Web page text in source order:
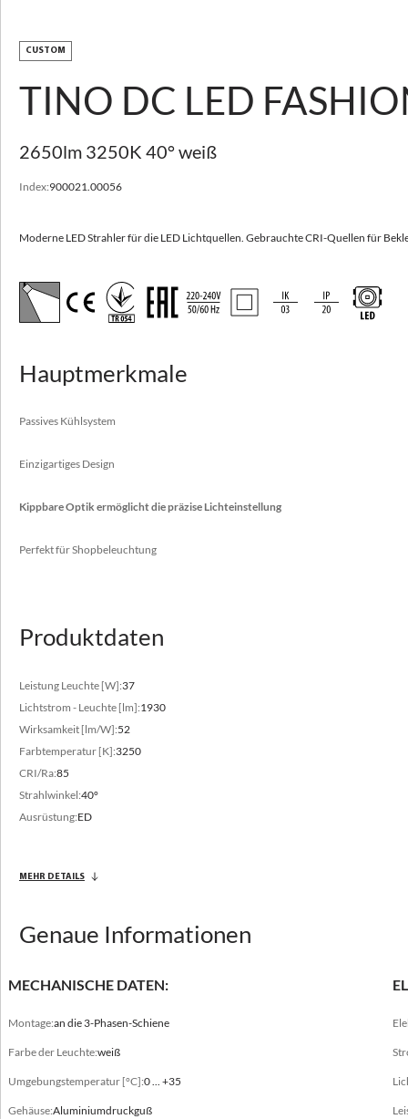
CUSTOM
TINO DC LED
2650lm 3250K 40° weiß
Index:900021.00056
Moderne LED Strahler für die LED Lichtquellen. Gebrauchte CRI-Quellen für
Hauptmerkmale
Passives Kühlsystem
Einzigartiges Design
Kippbare Optik ermöglicht die präzise Lichteinstellung
Perfekt für Shopbeleuchtung
Produktdaten
Leistung Leuchte [W]:37
Lichtstrom - Leuchte [lm]:1930
Wirksamkeit [lm/W]:52
Farbtemperatur [K]:3250
CRI/Ra:85
Strahlwinkel:40°
Ausrüstung:ED
MEHR DETAILS
Genaue Informationen
MECHANISCHE DATEN:
Montage:an die 3-Phasen-Schiene
Farbe der Leuchte:weiß
Umgebungstemperatur [°C]:0 ... +35
Gehäuse:Aluminiumdruckguß
Moderne LED Strahler für die LED Lichtquellen, in zwei Lichtfarben erhältlich.
Passives Kühlsystem
Boutiquen, Einkaufszentren, Feinkost, Juweliers, Museen,
Bereich des Lichtstroms
3000 - 4000 [K]
Mechanische Daten
an die 3-Phasen-Schiene
grau, schwarz, weiß
Umgebungstemperatur [°C]
0 ... +35
RAL
9003, 9005, 9006